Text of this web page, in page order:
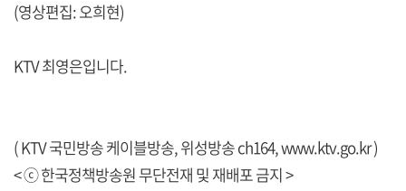
(영상편집: 오희현)
KTV 최영은입니다.
( KTV 국민방송 케이블방송, 위성방송 ch164,www.ktv.go.kr)
< ⓒ 한국정책방송원 무단전재 및 재배포 금지 >